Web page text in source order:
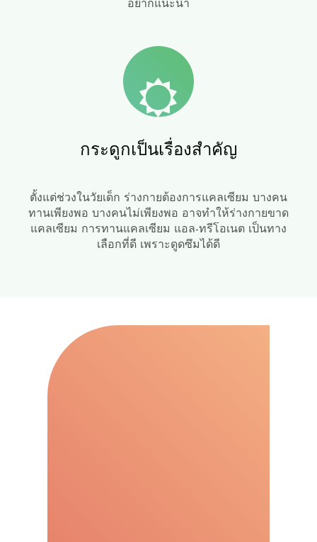
อยากแนะนำ
​กระดูกเป็นเรื่องสำคัญ
​ตั้งแต่ช่วงในวัยเด็ก ร่างกายต้องการแคลเซียม บางคน
ทานเพียงพอ บางคนไม่เพียงพอ อาจทำให้ร่างกายขาด
แคลเซียม การทานแคลเซียม แอล-ทรีโอเนต เป็นทาง
เลือกที่ดี เพราะดูดซึมได้ดี